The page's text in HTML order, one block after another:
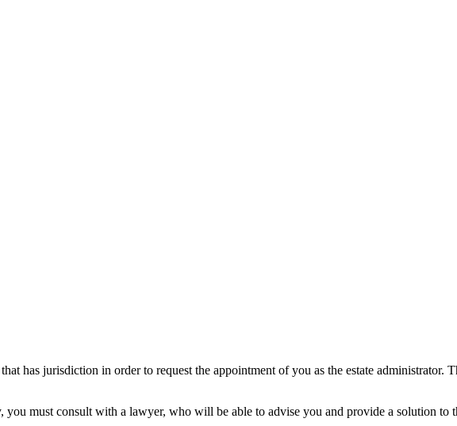
has jurisdiction in order to request the appointment of you as the estate administrator.
must consult with a lawyer, who will be able to advise you and provide a solution to